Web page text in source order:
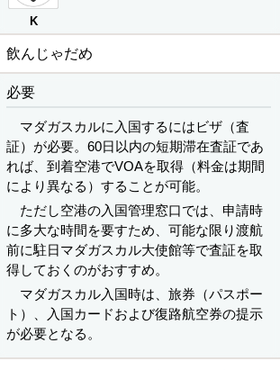
K
飲んじゃだめ
必要
マダガスカルに入国するにはビザ（査
証）が必要。60日以内の短期滞在査証であ
れば、到着空港でVOAを取得（料金は期間
により異なる）することが可能。
ただし空港の入国管理窓口では、申請時
に多大な時間を要すため、可能な限り渡航
前に駐日マダガスカル大使館等で査証を取
得しておくのがおすすめ。
マダガスカル入国時は、旅券（パスポー
ト）、入国カードおよび復路航空券の提示
が必要となる。